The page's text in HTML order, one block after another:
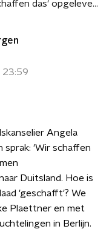
Wat heeft 'Wir schaffen das' opgeleverd?
23:59
Angela
sprak: 'Wir schaffen
Duitsland. Hoe is
'geschafft'? We
Plaettner en met
in Berlijn.